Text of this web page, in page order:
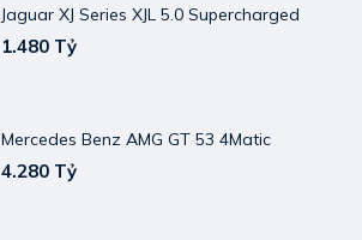
Jaguar XJ Series XJL 5.0 Supercharged
1.480 Tỷ
Mercedes Benz AMG GT 53 4Matic
4.280 Tỷ